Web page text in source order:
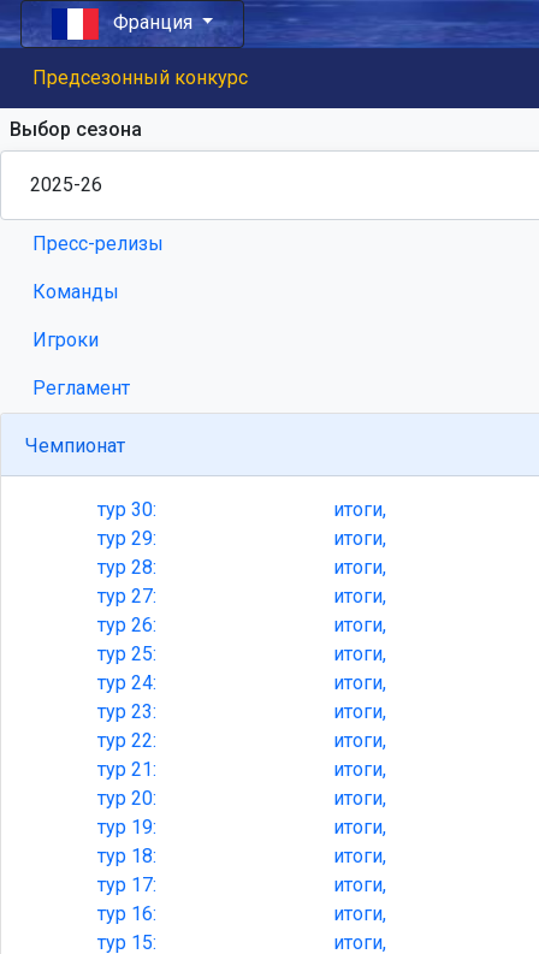
Франция
Предсезонный конкурс
Выбор сезона
Пресс-релизы
Команды
Игроки
Регламент
Чемпионат
тур 30:
итоги,
тур 29:
итоги,
тур 28:
итоги,
тур 27:
итоги,
тур 26:
итоги,
тур 25:
итоги,
тур 24:
итоги,
тур 23:
итоги,
тур 22:
итоги,
тур 21:
итоги,
тур 20:
итоги,
тур 19:
итоги,
тур 18:
итоги,
тур 17:
итоги,
тур 16:
итоги,
тур 15:
итоги,